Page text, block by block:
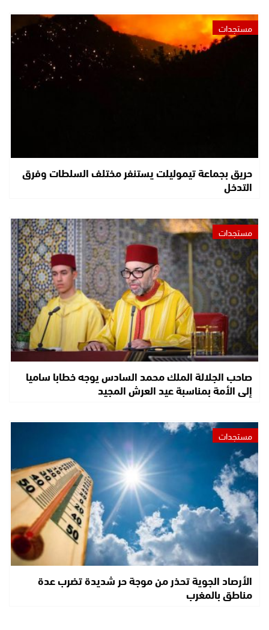
مستجدات
حريق بجماعة تيموليلت يستنفر مختلف السلطات وفرق
التدخل
مستجدات
صاحب الجلالة الملك محمد السادس يوجه خطابا ساميا
إلى الأمة بمناسبة عيد العرش المجيد
مستجدات
الأرصاد الجوية تحذر من موجة حر شديدة تضرب عدة
مناطق بالمغرب